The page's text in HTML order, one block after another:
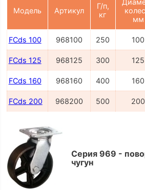
Модель Артикул
Г/п,
кг
мм
FCds 100 968100 250 100
FCds 125 968125 300 125
FCds 160 968160 400 160
FCds 200 968200 500 200
Серия 969 -
чугун